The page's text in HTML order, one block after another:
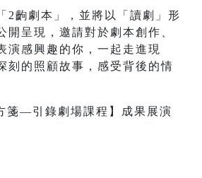
2齣劇本」，並將以「讀劇」形
開呈現，邀請對於劇本創作、
演感興趣的你，一起走進現
刻的照顧故事，感受背後的情